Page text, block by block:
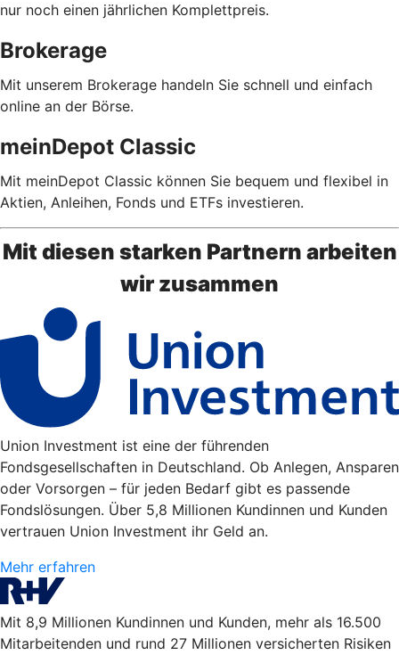
nur noch einen jährlichen Komplettpreis.
Brokerage
Mit unserem Brokerage handeln Sie schnell und einfach
online an der Börse.
meinDepot Classic
Mit meinDepot Classic können Sie bequem und flexibel in
Aktien, Anleihen, Fonds und ETFs investieren.
Mit diesen starken Partnern arbeiten
wir zusammen
Union Investment ist eine der führenden
Fondsgesellschaften in Deutschland. Ob Anlegen, Ansparen
oder Vorsorgen – für jeden Bedarf gibt es passende
Fondslösungen. Über 5,8 Millionen Kundinnen und Kunden
vertrauen Union Investment ihr Geld an.
Mehr erfahren
Mit 8,9 Millionen Kundinnen und Kunden, mehr als 16.500
Mitarbeitenden und rund 27 Millionen versicherten Risiken